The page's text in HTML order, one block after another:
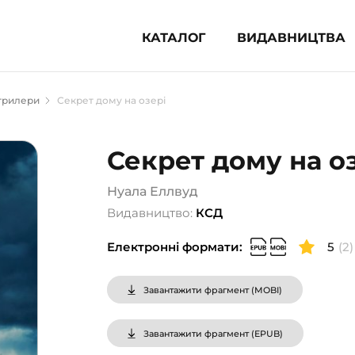
КАТАЛОГ ВИДАВНИЦТВА
література (1854)
для підлітків (240)
популярна література (1015)
література та посібники
довідники, словники
сертифікати (1)
Секрет дому на озері
Секрет дому на
Нуала Еллвуд
Видавництво: КСД
Електронні формати: 5 (2)
Завантажити фрагмент (MOBI)
Завантажити фрагмент (EPUB)